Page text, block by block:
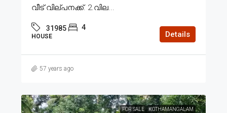
വീട് വില്പനക്ക്. 2.വില...
31985 4
HOUSE Details
57 years ago
FOR SALE KOTHAMANGALAM